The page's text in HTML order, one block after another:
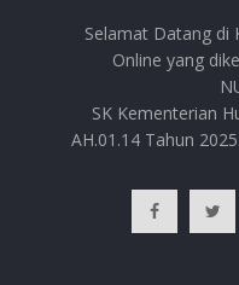
Selamat Datang di
Online yang
SK Kementerian
AH.01.14 Tahun